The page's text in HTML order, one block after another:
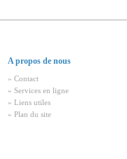
A propos de nous
» Contact
» Services en ligne
» Liens utiles
» Plan du site